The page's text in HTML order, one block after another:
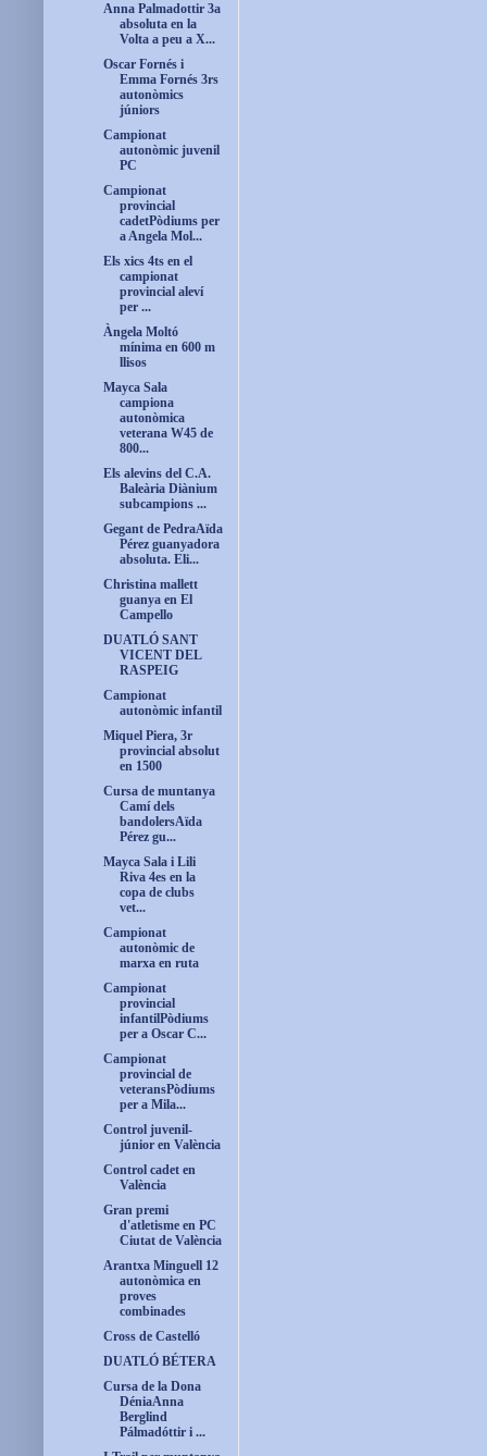
Anna Palmadottir 3a
absoluta en la
Volta a peu a X...
Oscar Fornés i
Emma Fornés 3rs
autonòmics
júniors
Campionat
autonòmic juvenil
PC
Campionat
provincial
cadetPòdiums per
a Angela Mol...
Els xics 4ts en el
campionat
provincial aleví
per ...
Àngela Moltó
mínima en 600 m
llisos
Mayca Sala
campiona
autonòmica
veterana W45 de
800...
Els alevins del C.A.
Baleària Diànium
subcampions ...
Gegant de PedraAïda
Pérez guanyadora
absoluta. Eli...
Christina mallett
guanya en El
Campello
DUATLÓ SANT
VICENT DEL
RASPEIG
Campionat
autonòmic infantil
Miquel Piera, 3r
provincial absolut
en 1500
Cursa de muntanya
Camí dels
bandolersAïda
Pérez gu...
Mayca Sala i Lili
Riva 4es en la
copa de clubs
vet...
Campionat
autonòmic de
marxa en ruta
Campionat
provincial
infantilPòdiums
per a Oscar C...
Campionat
provincial de
veteransPòdiums
per a Mila...
Control juvenil-
júnior en València
Control cadet en
València
Gran premi
d'atletisme en PC
Ciutat de València
Arantxa Minguell 12
autonòmica en
proves
combinades
Cross de Castelló
DUATLÓ BÉTERA
Cursa de la Dona
DéniaAnna
Berglind
Pálmadóttir i ...